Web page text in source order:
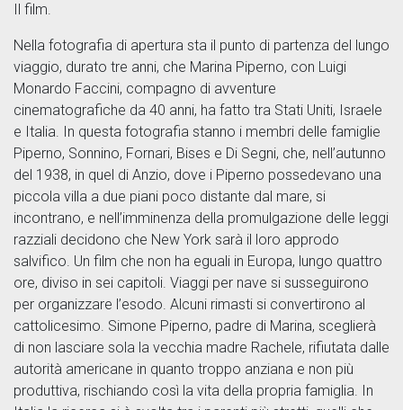
Il film.
Nella fotografia di apertura sta il punto di partenza del lungo
viaggio, durato tre anni, che Marina Piperno, con Luigi
Monardo Faccini, compagno di avventure
cinematografiche da 40 anni, ha fatto tra Stati Uniti, Israele
e Italia. In questa fotografia stanno i membri delle famiglie
Piperno, Sonnino, Fornari, Bises e Di Segni, che, nell’autunno
del 1938, in quel di Anzio, dove i Piperno possedevano una
piccola villa a due piani poco distante dal mare, si
incontrano, e nell’imminenza della promulgazione delle leggi
razziali decidono che New York sarà il loro approdo
salvifico. Un film che non ha eguali in Europa, lungo quattro
ore, diviso in sei capitoli. Viaggi per nave si susseguirono
per organizzare l’esodo. Alcuni rimasti si convertirono al
cattolicesimo. Simone Piperno, padre di Marina, sceglierà
di non lasciare sola la vecchia madre Rachele, rifiutata dalle
autorità americane in quanto troppo anziana e non più
produttiva, rischiando così la vita della propria famiglia. In